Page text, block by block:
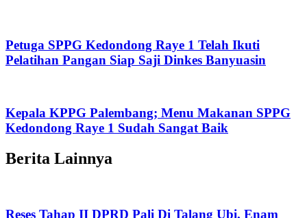
Petuga SPPG Kedondong Raye 1 Telah Ikuti
Pelatihan Pangan Siap Saji Dinkes Banyuasin
Kepala KPPG Palembang; Menu Makanan SPPG
Kedondong Raye 1 Sudah Sangat Baik
Berita Lainnya
Reses Tahap II DPRD Pali Di Talang Ubi, Enam